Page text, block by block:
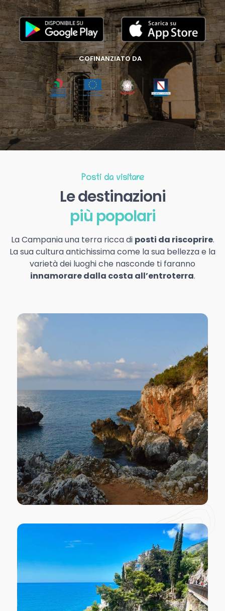
COFINANZIATO DA
Posti da visitare
Le destinazioni
più popolari
La Campania una terra ricca di posti da riscoprire.
La sua cultura antichissima come la sua bellezza e la
varietà dei luoghi che nasconde ti faranno
innamorare dalla costa all’entroterra.